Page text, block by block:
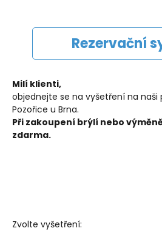
Rezervační
Milí klienti,
objednejte se na vyšetření na naši
Pozořice u Brna.
Při zakoupení brýlí nebo
zdarma.
Zvolte vyšetření: